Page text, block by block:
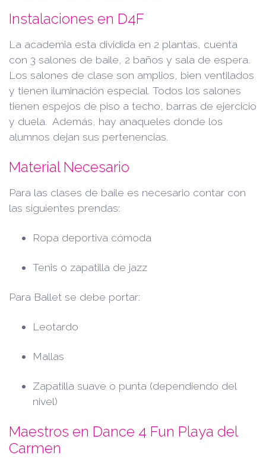
Instalaciones en D4F
La academia esta dividida en 2 plantas, cuenta
con 3 salones de baile, 2 baños y sala de espera.
Los salones de clase son amplios, bien ventilados
y tienen iluminación especial. Todos los salones
tienen espejos de piso a techo, barras de ejercicio
y duela. Además, hay anaqueles donde los
alumnos dejan sus pertenencias.
Material Necesario
Para las clases de baile es necesario contar con
las siguientes prendas:
Ropa deportiva cómoda
Tenis o zapatilla de jazz
Para Ballet se debe portar:
Leotardo
Mallas
Zapatilla suave o punta (dependiendo del
nivel)
Maestros en Dance 4 Fun Playa del
Carmen